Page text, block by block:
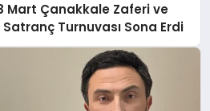
Mart Çanakkale Zaferi ve
Turnuvası Sona Erdi